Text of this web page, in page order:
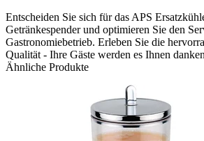
Entscheiden Sie sich für das APS
Getränkespender und optimieren Sie den
Gastronomiebetrieb. Erleben Sie die
Qualität - Ihre Gäste werden es Ihnen
Ähnliche Produkte